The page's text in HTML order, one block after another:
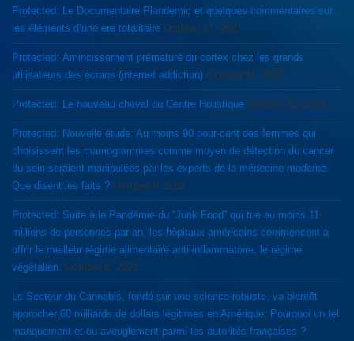
Protected: Le Documentaire Plandemic et quelques commentaires sur
les éléments d’une ère totalitaire October 17, 2021
Protected: Amincissement prématuré du cortex chez les grands
utilisateurs des écrans (internet addiction) October 16, 2021
Protected: Le nouveau cheval du Centre Holistique October 15, 2021
Protected: Nouvelle étude: Au moins 90 pour-cent des femmes qui
choisissent les mamogrammes comme moyen de détection du cancer
du sein seraient manipulées par les experts de la médecine moderne.
Que disent les faits ? October 6, 2021
Protected: Suite à la Pandémie du “Junk Food” qui tue au moins 11
millions de personnes par an, les hôpitaux américains commencent a
offrir le meilleur régime alimentaire anti-inflammatoire, le régime
végétalien. October 6, 2021
Le Secteur du Cannabis, fondé sur une science robuste, va bientôt
approcher 60 milliards de dollars légitimes en Amérique: Pourquoi un tel
manquement et-ou aveuglement parmi les autorités françaises ?